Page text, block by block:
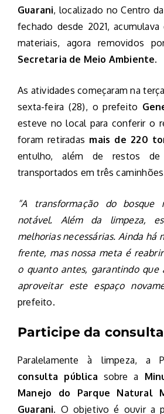
Guarani, localizado no Centro
fechado desde 2021,
materiais, agora removidos
Secretaria de Meio Ambiente.
As atividades começaram na
sexta-feira (28), o prefeito
esteve no local para conferir o
foram retiradas mais de 220
entulho, além de restos de
transportados em três
“A transformação do bosque
notável. Além da limpeza,
melhorias necessárias. Ainda há
frente, mas nossa meta é
o quanto antes, garantindo que
aproveitar este espaço
prefeito.
Participe da
Paralelamente à limpeza, a
consulta pública sobre a
Manejo do Parque Natural
Guarani. O objetivo é ouvir a